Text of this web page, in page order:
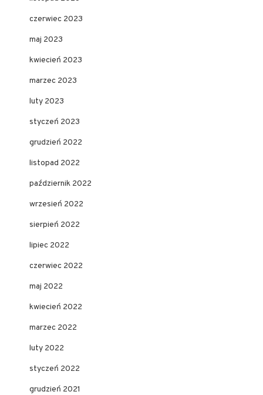
czerwiec 2023
maj 2023
kwiecień 2023
marzec 2023
luty 2023
styczeń 2023
grudzień 2022
listopad 2022
październik 2022
wrzesień 2022
sierpień 2022
lipiec 2022
czerwiec 2022
maj 2022
kwiecień 2022
marzec 2022
luty 2022
styczeń 2022
grudzień 2021